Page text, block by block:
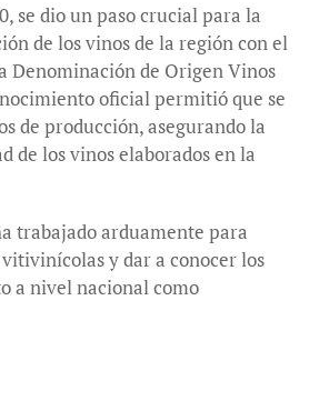
se dio un paso crucial para la
de los vinos de la región con el
Denominación de Origen Vinos
oficial permitió que se
de producción, asegurando la
de los vinos elaborados en la
trabajado arduamente para
y dar a conocer los
a nivel nacional como